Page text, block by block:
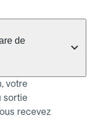
de
votre
sortie
recevez